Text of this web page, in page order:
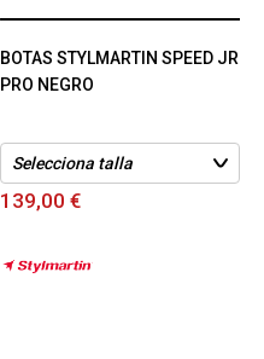
BOTAS STYLMARTIN SPEED JR
PRO NEGRO
139,00 €